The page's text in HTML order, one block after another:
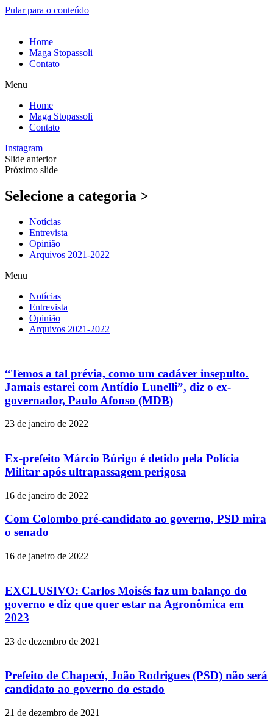
Pular para o conteúdo
Home
Maga Stopassoli
Contato
Menu
Home
Maga Stopassoli
Contato
Instagram
Slide anterior
Próximo slide
Selecione a categoria >
Notícias
Entrevista
Opinião
Arquivos 2021-2022
Menu
Notícias
Entrevista
Opinião
Arquivos 2021-2022
“Temos a tal prévia, como um cadáver insepulto.
Jamais estarei com Antídio Lunelli”, diz o ex-
governador, Paulo Afonso (MDB)
23 de janeiro de 2022
Ex-prefeito Márcio Búrigo é detido pela Polícia
Militar após ultrapassagem perigosa
16 de janeiro de 2022
Com Colombo pré-candidato ao governo, PSD mira
o senado
16 de janeiro de 2022
EXCLUSIVO: Carlos Moisés faz um balanço do
governo e diz que quer estar na Agronômica em
2023
23 de dezembro de 2021
Prefeito de Chapecó, João Rodrigues (PSD) não será
candidato ao governo do estado
21 de dezembro de 2021